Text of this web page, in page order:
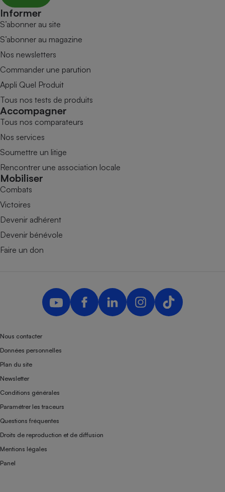
Informer
S’abonner au site
S’abonner au magazine
Nos newsletters
Commander une parution
Appli Quel Produit
Tous nos tests de produits
Accompagner
Tous nos comparateurs
Nos services
Soumettre un litige
Rencontrer une association locale
Mobiliser
Combats
Victoires
Devenir adhérent
Devenir bénévole
Faire un don
Nous contacter
Données personnelles
Plan du site
Newsletter
Conditions générales
Paramétrer les traceurs
Questions fréquentes
Droits de reproduction et de diffusion
Mentions légales
Panel